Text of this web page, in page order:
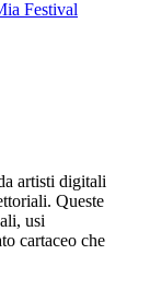
Festival
artisti digitali
Queste
usi
cartaceo che